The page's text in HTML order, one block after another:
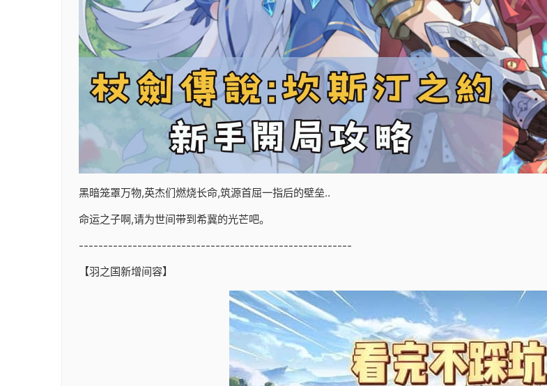
黑暗笼罩万物,英杰们燃烧长命,筑源首屈一指后的壁垒..
命运之子啊,请为世间带到希冀的光芒吧。
--------------------------------------------------------
【羽之国新增间容】